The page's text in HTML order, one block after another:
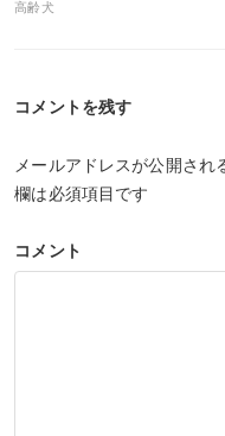
高齢犬
コメントを残す
メールアドレスが公開され
欄は必須項目です
コメント